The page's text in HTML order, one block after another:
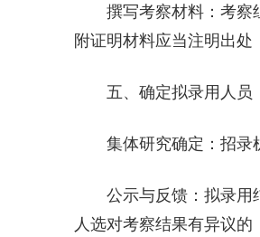
撰写考察材料：考察
附证明材料应当注明出处
五、确定拟录用人员
集体研究确定：招录
公示与反馈：拟录用
人选对考察结果有异议的